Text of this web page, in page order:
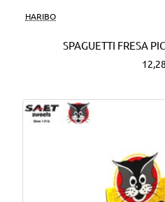
HARIBO
SPAGUETTI FRESA